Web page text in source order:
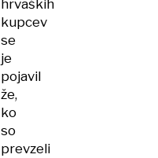
hrvaških
kupcev
se
je
pojavil
že,
ko
so
prevzeli